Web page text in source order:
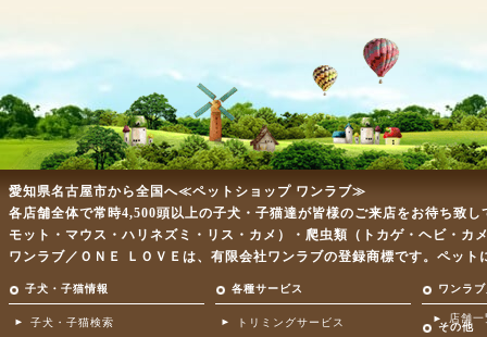
愛知県名古屋市から全国へ≪ペットショップ ワンラブ≫
各店舗全体で常時4,500頭以上の子犬・子猫達が皆様のご来店をお待ち致
モット・マウス・ハリネズミ・リス・カメ）・爬虫類（トカゲ・ヘビ・
ワンラブ／ＯＮＥ ＬＯＶＥは、有限会社ワンラブの登録商標です。ペッ
子犬・子猫情報 各種サービス ワンラ
子犬・子猫検索
トリミングサービス
店舗一
その他